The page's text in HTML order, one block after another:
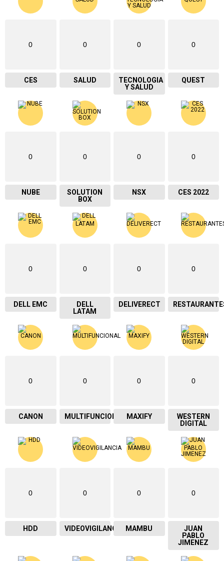
0
CES
0
SALUD
0
TECNOLOGIA
Y SALUD
0
QUEST
0
NUBE
0
SOLUTION
BOX
0
NSX
0
CES 2022
0
DELL EMC
0
DELL
LATAM
0
DELIVERECT
0
0
CANON
0
MULTIFUNCIONAL
0
MAXIFY
0
WESTERN
DIGITAL
0
HDD
0
VIDEOVIGILANCIA
0
MAMBU
0
JUAN
PABLO
JIMENEZ